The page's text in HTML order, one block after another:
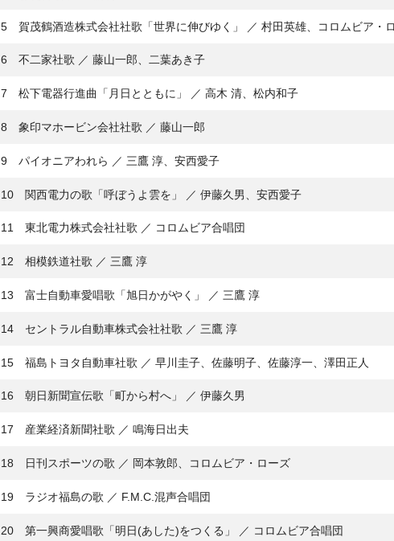
5 賀茂鶴酒造株式会社社歌「世界に伸びゆく」 ／ 村田英雄、コロムビア・
6 不二家社歌 ／ 藤山一郎、二葉あき子
7 松下電器行進曲「月日とともに」 ／ 高木 清、松内和子
8 象印マホービン会社社歌 ／ 藤山一郎
9 パイオニアわれら ／ 三鷹 淳、安西愛子
10 関西電力の歌「呼ぼうよ雲を」 ／ 伊藤久男、安西愛子
11 東北電力株式会社社歌 ／ コロムビア合唱団
12 相模鉄道社歌 ／ 三鷹 淳
13 富士自動車愛唱歌「旭日かがやく」 ／ 三鷹 淳
14 セントラル自動車株式会社社歌 ／ 三鷹 淳
15 福島トヨタ自動車社歌 ／ 早川圭子、佐藤明子、佐藤淳一、澤田正人
16 朝日新聞宣伝歌「町から村へ」 ／ 伊藤久男
17 産業経済新聞社歌 ／ 鳴海日出夫
18 日刊スポーツの歌 ／ 岡本敦郎、コロムビア・ローズ
19 ラジオ福島の歌 ／ F.M.C.混声合唱団
20 第一興商愛唱歌「明日(あした)をつくる」 ／ コロムビア合唱団